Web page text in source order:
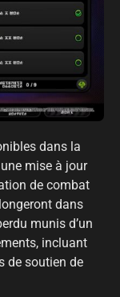
dans la
mise à jour
de combat
dans
munis d’un
incluant
de soutien de